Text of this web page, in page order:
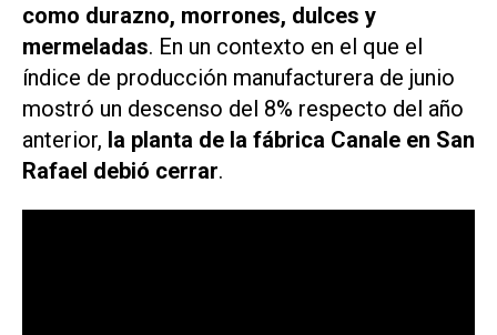
como durazno, morrones, dulces y
mermeladas. En un contexto en el que el
índice de producción manufacturera de junio
mostró un descenso del 8% respecto del año
anterior, la planta de la fábrica Canale en San
Rafael debió cerrar.